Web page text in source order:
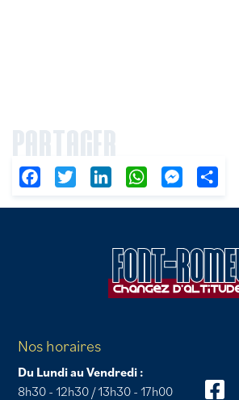
PARTAGER
FacebookTwitter LinkedIn WhatsAppMessenger
Nos horaires
Du Lundi au Vendredi :
8h30 - 12h30 / 13h30 - 17h00